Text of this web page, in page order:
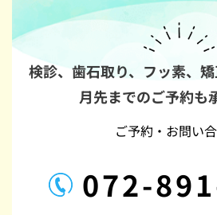
検診、歯石取り、フッ素、
月先までのご予約も
ご予約・お問い
072-